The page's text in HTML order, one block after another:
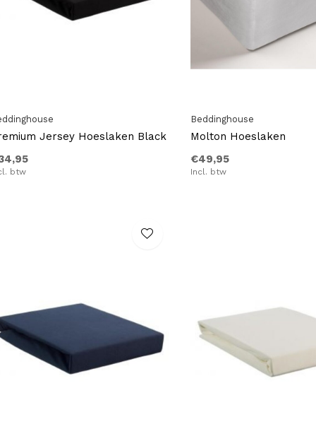
Jersey Hoeslaken Black
btw
Beddinghouse
Molton Hoeslaken
€49,95
Incl. btw